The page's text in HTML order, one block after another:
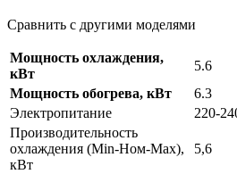
Сравнить с другими моделями
Мощность охлаждения,
кВт
5.6
Мощность обогрева, кВт
6.3
Электропитание
220-
Производительность
охлаждения (Min-Ном-Max),
кВт
5,6